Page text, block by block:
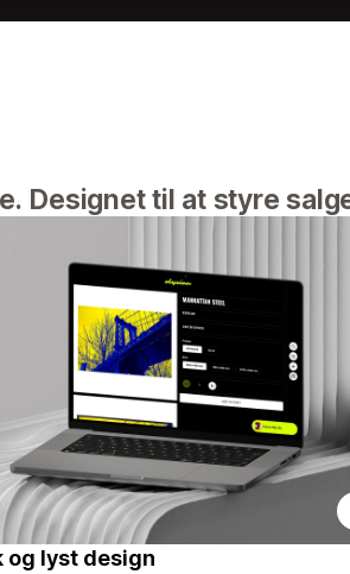
Designet til at styre
og lyst design